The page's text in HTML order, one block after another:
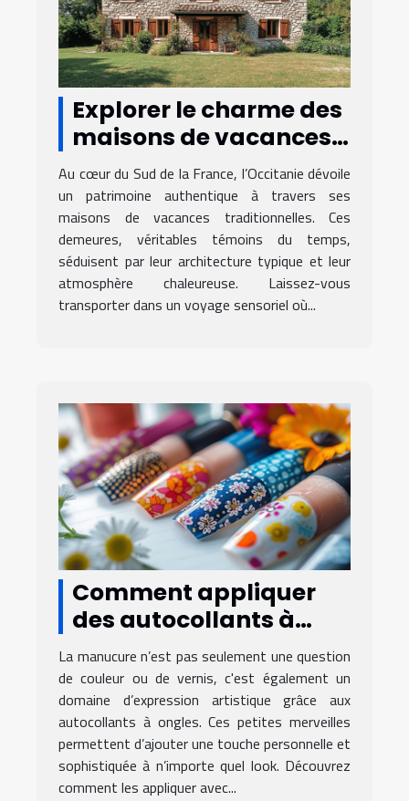
Explorer le charme des
maisons de vacances
traditionnelles en
Occitanie
Au cœur du Sud de la France, l’Occitanie dévoile
un patrimoine authentique à travers ses
maisons de vacances traditionnelles. Ces
demeures, véritables témoins du temps,
séduisent par leur architecture typique et leur
atmosphère chaleureuse. Laissez-vous
transporter dans un voyage sensoriel où...
Comment appliquer
des autocollants à
ongles pour une
manucure parfaite
La manucure n’est pas seulement une question
de couleur ou de vernis, c'est également un
domaine d’expression artistique grâce aux
autocollants à ongles. Ces petites merveilles
permettent d’ajouter une touche personnelle et
sophistiquée à n’importe quel look. Découvrez
comment les appliquer avec...